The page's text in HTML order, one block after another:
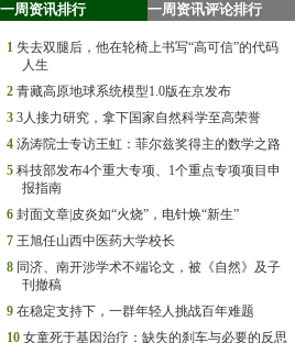
一周资讯排行 一周资讯评论排行
1 失去双腿后，他在轮椅上书写“高可信”的代码
人生
2 青藏高原地球系统模型1.0版在京发布
3 3人接力研究，拿下国家自然科学至高荣誉
4 汤涛院士专访王虹：菲尔兹奖得主的数学之路
5 科技部发布4个重大专项、1个重点专项项目申
报指南
6 封面文章|皮炎如“火烧”，电针焕“新生”
7 王旭任山西中医药大学校长
8 同济、南开涉学术不端论文，被《自然》及子
刊撤稿
9 在稳定支持下，一群年轻人挑战百年难题
10 女童死于基因治疗：缺失的刹车与必要的反思